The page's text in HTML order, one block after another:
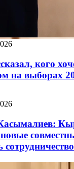
кого
на выборах
новые